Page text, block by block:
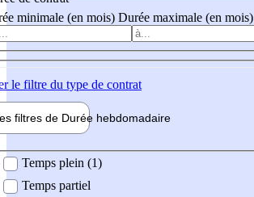
minimale (en mois) Durée maximale (en mois)
le filtre du type de contrat
filtres de Durée hebdomadaire
Temps plein (1)
Temps partiel